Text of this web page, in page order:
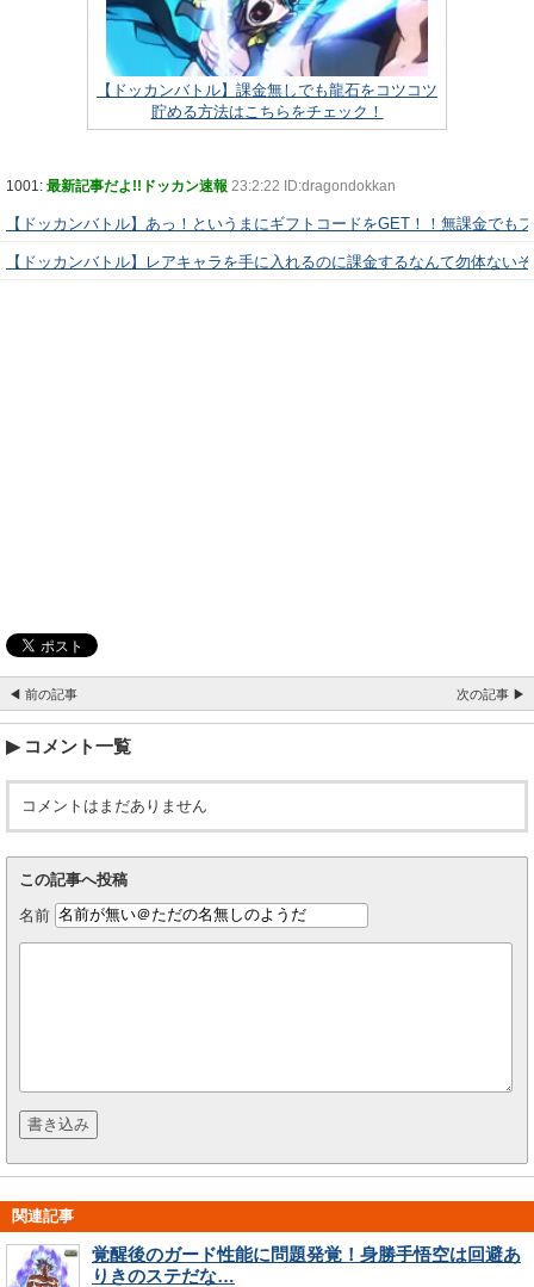
【ドッカンバトル】課金無しでも龍石をコツコツ
貯める方法はこちらをチェック！
1001: 最新記事だよ!!ドッカン速報 23:2:22 ID:dragondokkan
【ドッカンバトル】あっ！というまにギフトコードをGET！！無課金でも
【ドッカンバトル】レアキャラを手に入れるのに課金するなんて勿体ない
◀ 前の記事 次の記事 ▶
コメント一覧
コメントはまだありません
この記事へ投稿
名前
関連記事
覚醒後のガード性能に問題発覚！身勝手悟空は回避あ
りきのステだな…